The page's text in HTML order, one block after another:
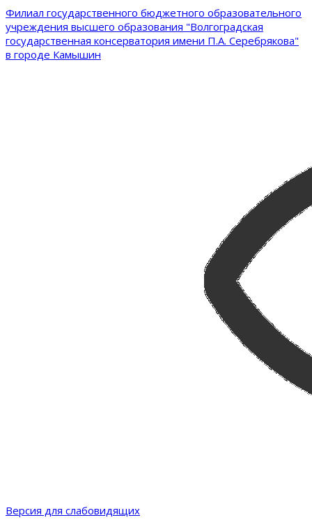
Филиал государственного бюджетного образовательного
учреждения высшего образования "Волгоградская
государственная консерватория имени П.А. Серебрякова"
в городе Камышин
Версия для слабовидящих